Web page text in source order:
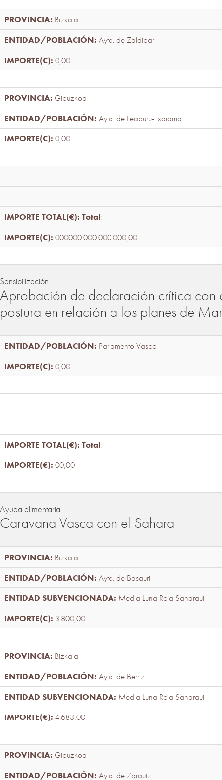
Bizkaia
Ayto. de Zaldibar
0,00
Gipuzkoa
Ayto. de Leaburu-Txarama
0,00
Total:
000000.000.000.000,00
Sensibilización
Aprobación de declaración crítica con
postura en relación a los planes de
Parlamento Vasco
0,00
Total:
00,00
Ayuda alimentaria
Caravana Vasca con el Sahara
Bizkaia
Ayto. de Basauri
Media Luna Roja Saharaui
3.800,00
Bizkaia
Ayto. de Berriz
Media Luna Roja Saharaui
4.683,00
Gipuzkoa
Ayto. de Zarautz